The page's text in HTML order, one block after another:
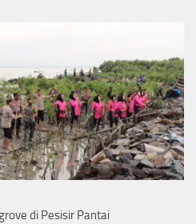
di Pesisir Pantai